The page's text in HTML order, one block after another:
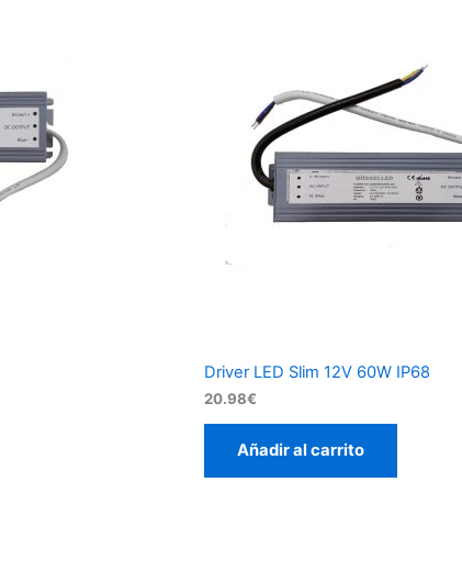
Driver LED Slim 12V 60W IP68
20.98€
Añadir al carrito